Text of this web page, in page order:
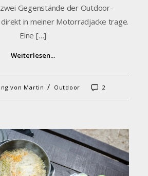
Gegenstände der Outdoor-
in meiner Motorradjacke trage.
Eine […]
Weiterlesen...
von Martin / Outdoor 2